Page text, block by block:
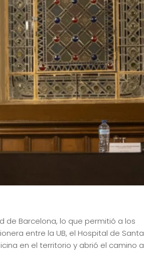
de Barcelona, lo que permitió a los
entre la UB, el Hospital de Santa
en el territorio y abrió el camino a